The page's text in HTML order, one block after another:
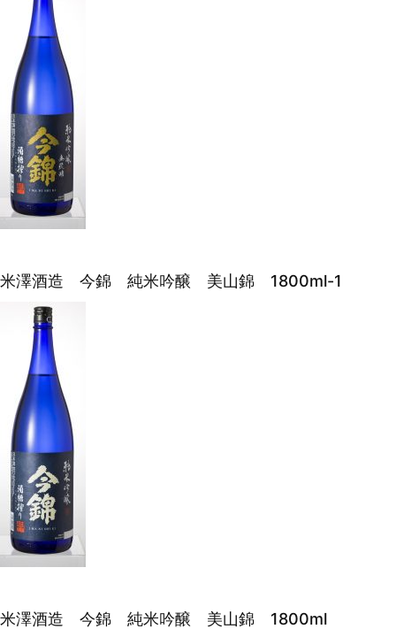
米澤酒造 今錦 純米吟醸 美山錦 1800ml-1
米澤酒造 今錦 純米吟醸 美山錦 1800ml